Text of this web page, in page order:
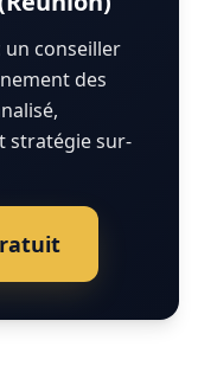
un conseiller
des
stratégie sur-